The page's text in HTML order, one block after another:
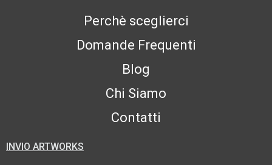
Perchè sceglierci
Domande Frequenti
Blog
Chi Siamo
Contatti
INVIO ARTWORKS